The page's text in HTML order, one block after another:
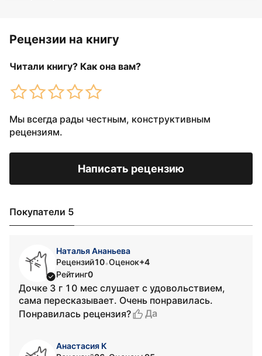
Рецензии на книгу
Читали книгу? Как она вам?
Мы всегда рады честным, конструктивным
рецензиям.
Написать рецензию
Покупатели 5
Наталья Ананьева
Рецензий10•Оценок+4
Рейтинг0
Дочке 3 г 10 мес слушает с удовольствием,
сама пересказывает. Очень понравилась.
Понравилась рецензия?
Да
Анастасия К